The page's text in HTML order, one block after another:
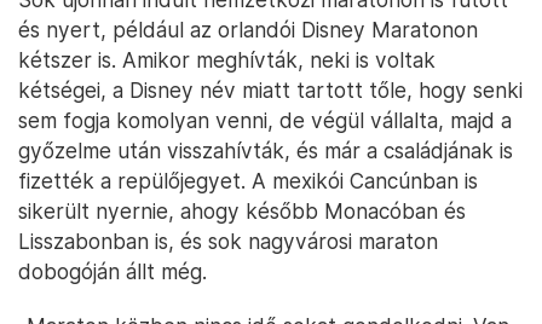
és nyert, például az orlandói Disney Maratonon
kétszer is. Amikor meghívták, neki is voltak
kétségei, a Disney név miatt tartott tőle, hogy senki
sem fogja komolyan venni, de végül vállalta, majd a
győzelme után visszahívták, és már a családjának is
fizették a repülőjegyet. A mexikói Cancúnban is
sikerült nyernie, ahogy később Monacóban és
Lisszabonban is, és sok nagyvárosi maraton
dobogóján állt még.